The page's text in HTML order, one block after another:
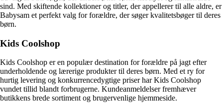
sind. Med skiftende kollektioner og titler, der appellerer til alle aldre, er
Babysam et perfekt valg for forældre, der søger kvalitetsbøger til deres
børn.
Kids Coolshop
Kids Coolshop er en populær destination for forældre på jagt efter
underholdende og lærerige produkter til deres børn. Med et ry for
hurtig levering og konkurrencedygtige priser har Kids Coolshop
vundet tillid blandt forbrugerne. Kundeanmeldelser fremhæver
butikkens brede sortiment og brugervenlige hjemmeside.